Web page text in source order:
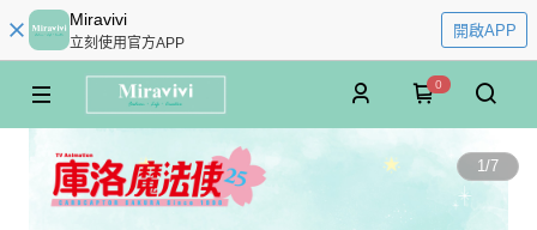
Miravivi
立刻使用官方APP
開啟APP
0
1/7